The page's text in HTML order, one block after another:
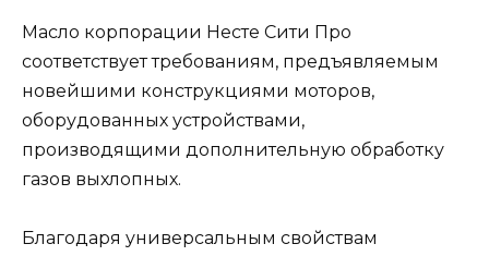
Масло корпорации Несте Сити Про
соответствует требованиям, предъявляемым
новейшими конструкциями моторов,
оборудованных устройствами,
производящими дополнительную обработку
газов выхлопных.
Благодаря универсальным свойствам